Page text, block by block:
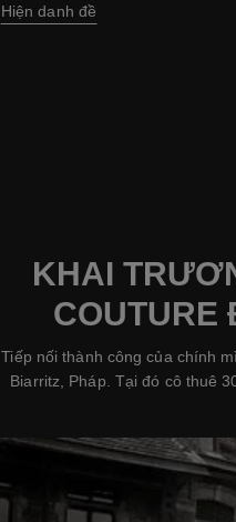
Hiện danh đề
KHAI
COUTURE
Tiếp nối thành công của chính
Biarritz, Pháp. Tại đó cô thuê